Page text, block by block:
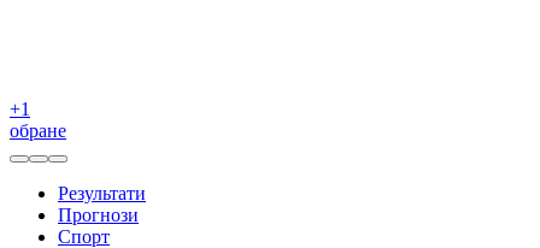
+1
обране
Результати
Прогнози
Спорт